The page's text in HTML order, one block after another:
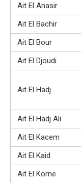
Ait El Anasir
Ait El Bachir
Ait El Bour
Ait El Djoudi
Ait El Hadj
Ait El Hadj Ali
Ait El Kacem
Ait El Kaid
Ait El Korne